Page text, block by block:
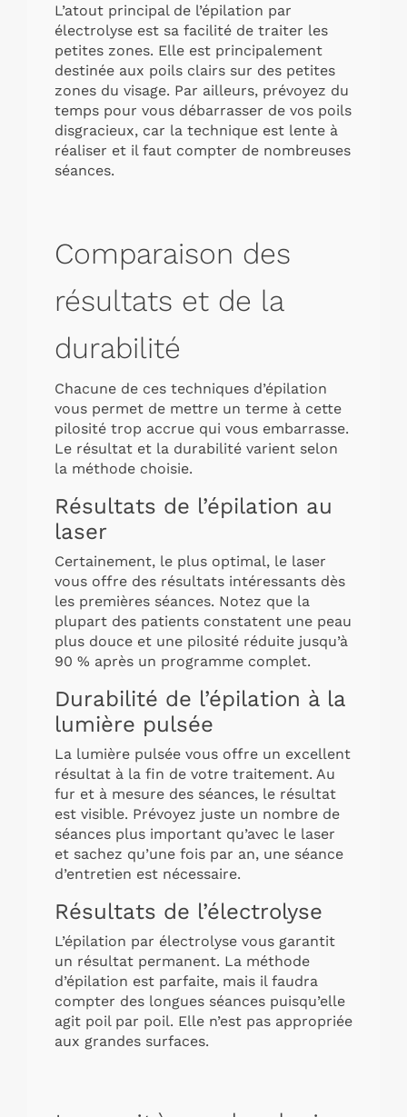
L’atout principal de l’épilation par
électrolyse est sa facilité de traiter les
petites zones. Elle est principalement
destinée aux poils clairs sur des petites
zones du visage. Par ailleurs, prévoyez du
temps pour vous débarrasser de vos poils
disgracieux, car la technique est lente à
réaliser et il faut compter de nombreuses
séances.
Comparaison des
résultats et de la
durabilité
Chacune de ces techniques d’épilation
vous permet de mettre un terme à cette
pilosité trop accrue qui vous embarrasse.
Le résultat et la durabilité varient selon
la méthode choisie.
Résultats de l’épilation au
laser
Certainement, le plus optimal, le laser
vous offre des résultats intéressants dès
les premières séances. Notez que la
plupart des patients constatent une peau
plus douce et une pilosité réduite jusqu’à
90 % après un programme complet.
Durabilité de l’épilation à la
lumière pulsée
La lumière pulsée vous offre un excellent
résultat à la fin de votre traitement. Au
fur et à mesure des séances, le résultat
est visible. Prévoyez juste un nombre de
séances plus important qu’avec le laser
et sachez qu’une fois par an, une séance
d’entretien est nécessaire.
Résultats de l’électrolyse
L’épilation par électrolyse vous garantit
un résultat permanent. La méthode
d’épilation est parfaite, mais il faudra
compter des longues séances puisqu’elle
agit poil par poil. Elle n’est pas appropriée
aux grandes surfaces.